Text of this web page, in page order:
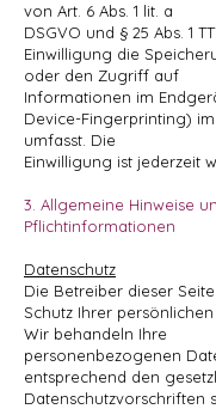
von Art. 6 Abs. 1 lit. a
DSGVO und § 25 Abs. 1
Einwilligung die
oder den Zugriff auf
Informationen im
Device-Fingerprinting) im
umfasst. Die
Einwilligung ist jederzeit
3. Allgemeine Hinweise
Pflichtinformationen
Datenschutz
Die Betreiber dieser
Schutz Ihrer
Wir behandeln Ihre
personenbezogenen
entsprechend den
Datenschutzvorschriften